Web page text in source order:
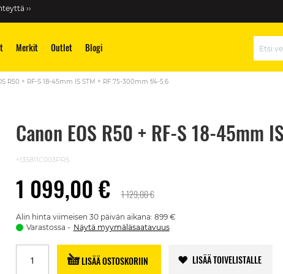
››
Merkit Outlet Blogi
R50 + RF-S 18-45mm IS STM + RF 75-300mm f/4-5.6
Canon EOS R50 + RF-S 18-45mm
+135811C003PR5
1 099,00 € 1 129,00 €
Alin hinta viimeisen 30 päivän aikana: 899 €
Varastossa
Näytä myymäläsaatavuus
LISÄÄ OSTOSKORIIN LISÄÄ TOIVELISTALLE